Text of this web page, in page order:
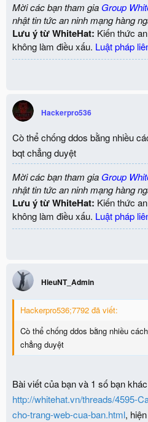
Mời các bạn tham gia Group
nhật tin tức an ninh mạng hàng
Lưu ý từ WhiteHat: Kiến thức
không làm điều xấu. Luật pháp
Hackerpro536
Cò thể chống ddos bằng nhiều
bqt chẳng duyệt
Mời các bạn tham gia Group
nhật tin tức an ninh mạng hàng
Lưu ý từ WhiteHat: Kiến thức
không làm điều xấu. Luật pháp
HieuNT_Admin
Hackerpro536;7792 đã viết:
Cò thể chống ddos bằng nhiều
chẳng duyệt
Bài viết của bạn và 1 số bạn
http://whitehat.vn/threads/4595-
cho-trang-web-cua-ban.html,